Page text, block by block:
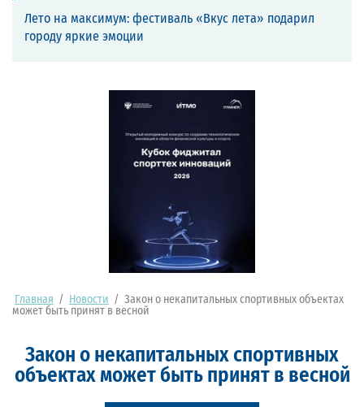
Лето на максимум: фестиваль «Вкус лета» подарил
городу яркие эмоции
Главная / Новости / Закон о некапитальных спортивных объектах
может быть принят в весной
Закон о некапитальных спортивных
объектах может быть принят в весной